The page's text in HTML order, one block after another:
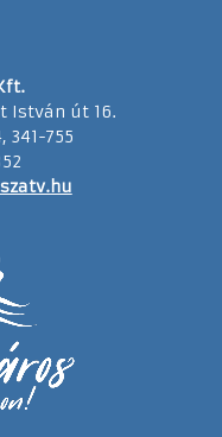
István út 16.
341-755